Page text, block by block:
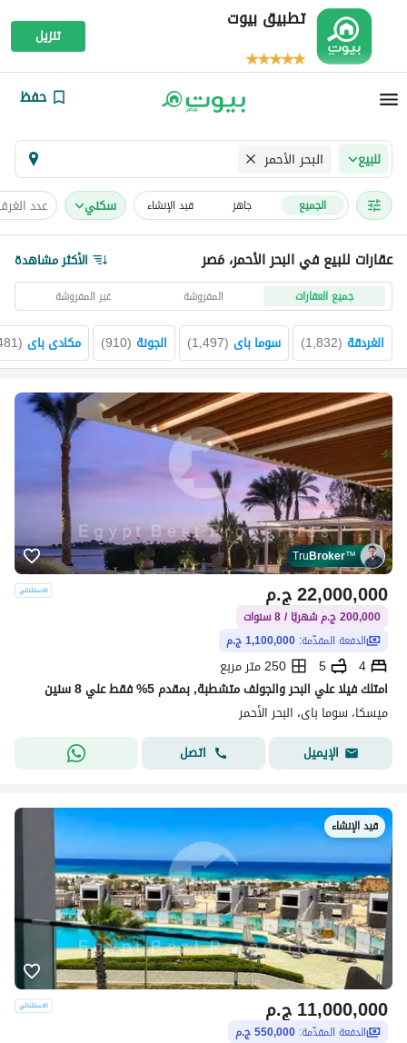
تطبيق بيوت
تنزيل
حفظ
للبيع البحر الأحمر
الجميع جاهز قيد الإنشاء سكني عدد
عقارات للبيع في البحر الأحمر، مَصر الأكثر مشاهدة
جميع العقارات المفروشة غير المفروشة
الغردقة (
1,832
) سوما باى (
1,497
) الجونة (
910
) مكادى باى (
TruBroker™
ج.م22,000,000
200,000 ج.م شهريًا / 8 سنوات
الدفعة المقدّمة: 1,100,000 ج.م
4
5
250 متر مربع
امتلك فيلا علي البحر والجولف متشطبة, بمقدم 5% فقط علي 8 سنين
ميسكا، سوما باى، البحر الأحمر
الإيميل
اتصل
قيد الإنشاء
ج.م11,000,000
الدفعة المقدّمة: 550,000 ج.م